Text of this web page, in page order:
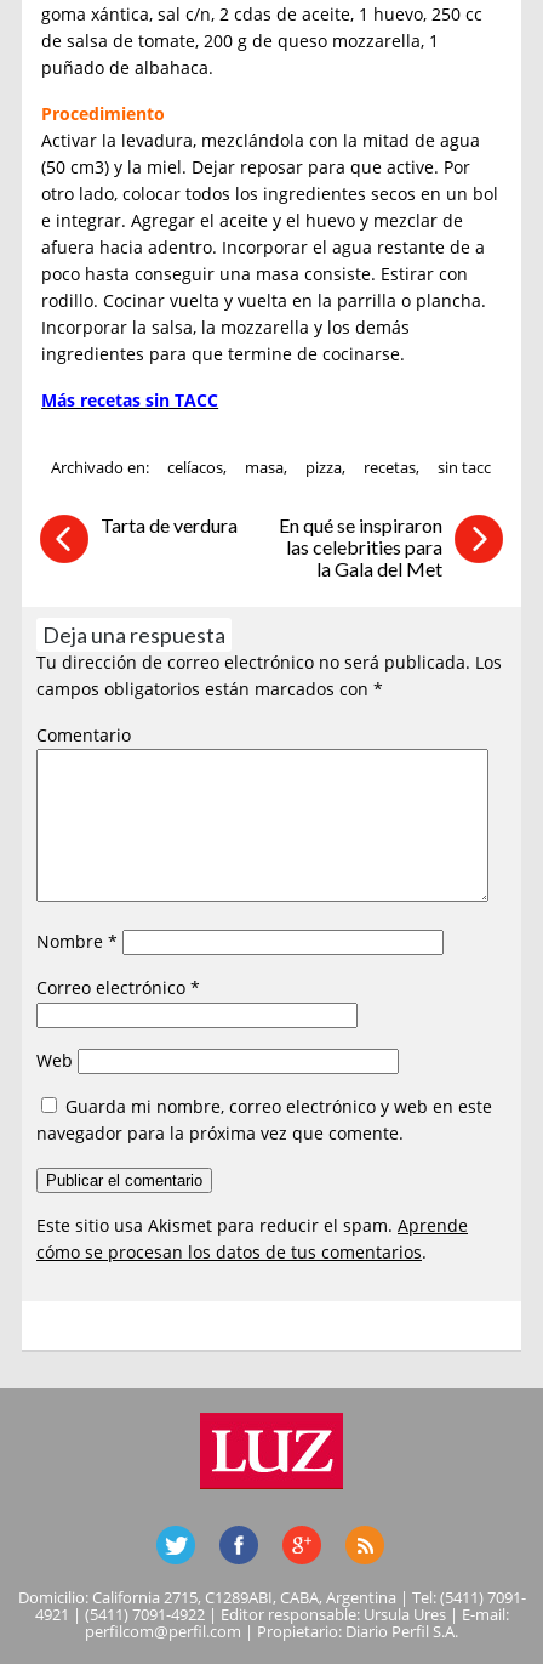
goma xántica, sal c/n, 2 cdas de aceite, 1 huevo, 250 cc
de salsa de tomate, 200 g de queso mozzarella, 1
puñado de albahaca.
Procedimiento
Activar la levadura, mezclándola con la mitad de agua
(50 cm3) y la miel. Dejar reposar para que active. Por
otro lado, colocar todos los ingredientes secos en un bol
e integrar. Agregar el aceite y el huevo y mezclar de
afuera hacia adentro. Incorporar el agua restante de a
poco hasta conseguir una masa consiste. Estirar con
rodillo. Cocinar vuelta y vuelta en la parrilla o plancha.
Incorporar la salsa, la mozzarella y los demás
ingredientes para que termine de cocinarse.
Más recetas sin TACC
Archivado en: celíacos, masa, pizza, recetas, sin tacc
Tarta de verdura
En qué se inspiraron
las celebrities para
la Gala del Met
Deja una respuesta
Tu dirección de correo electrónico no será publicada. Los
campos obligatorios están marcados con*
Comentario
Nombre*
Correo electrónico*
Web
Guarda mi nombre, correo electrónico y web en este
navegador para la próxima vez que comente.
Este sitio usa Akismet para reducir el spam.Aprende
cómo se procesan los datos de tus comentarios.
Domicilio: California 2715, C1289ABI, CABA, Argentina | Tel: (5411) 7091-
4921 | (5411) 7091-4922 | Editor responsable: Ursula Ures | E-mail:
perfilcom@perfil.com | Propietario: Diario Perfil S.A.